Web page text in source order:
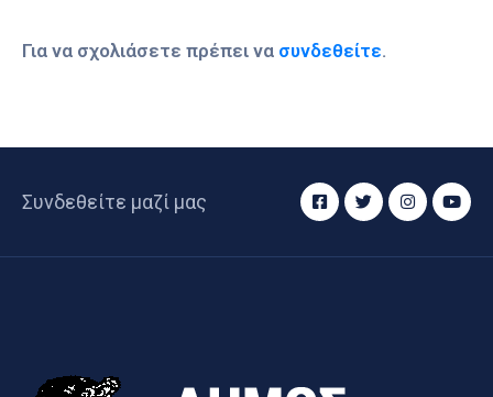
Για να σχολιάσετε πρέπει να συνδεθείτε.
Συνδεθείτε μαζί μας